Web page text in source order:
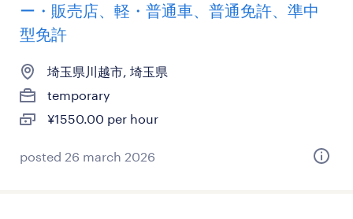
ー・販売店、軽・普通車、普通免許、準中
型免許
埼玉県川越市, 埼玉県
temporary
¥1550.00 per hour
posted 26 march 2026